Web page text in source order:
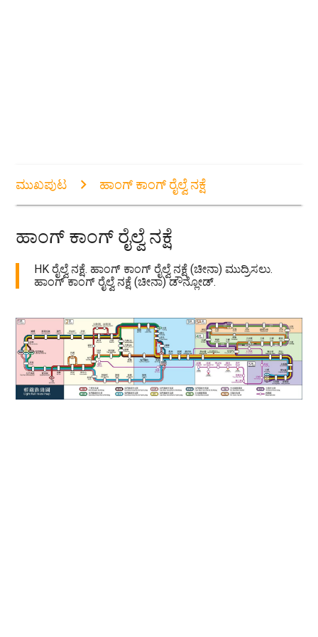
ಮುಖಪುಟ ಹಾಂಗ್ ಕಾಂಗ್ ರೈಲ್ವೆ ನಕ್ಷೆ
ಹಾಂಗ್ ಕಾಂಗ್ ರೈಲ್ವೆ ನಕ್ಷೆ
HK ರೈಲ್ವೆ ನಕ್ಷೆ. ಹಾಂಗ್ ಕಾಂಗ್ ರೈಲ್ವೆ ನಕ್ಷೆ (ಚೀನಾ) ಮುದ್ರಿಸಲು.
ಹಾಂಗ್ ಕಾಂಗ್ ರೈಲ್ವೆ ನಕ್ಷೆ (ಚೀನಾ) ಡೌನ್ಲೋಡ್.